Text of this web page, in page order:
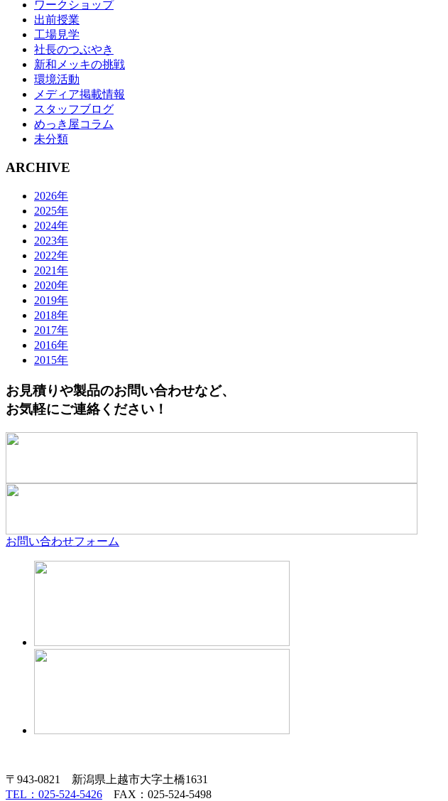
ワークショップ
出前授業
工場見学
社長のつぶやき
新和メッキの挑戦
環境活動
メディア掲載情報
スタッフブログ
めっき屋コラム
未分類
ARCHIVE
2026年
2025年
2024年
2023年
2022年
2021年
2020年
2019年
2018年
2017年
2016年
2015年
お見積りや製品のお問い合わせなど、
お気軽にご連絡ください！
お問い合わせフォーム
〒943-0821 新潟県上越市大字土橋1631
TEL：025-524-5426 FAX：025-524-5498